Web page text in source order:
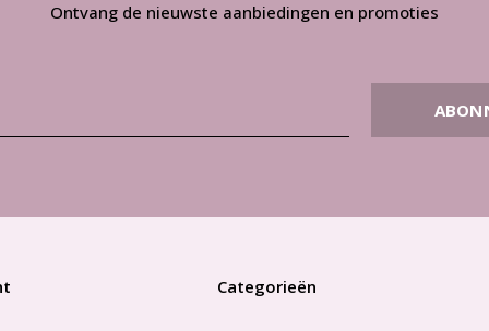
Ontvang de nieuwste aanbiedingen en promoties
Categorieën